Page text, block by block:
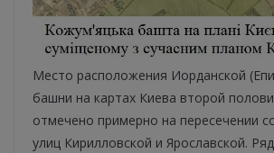
Место расположения Иорданской
башни на картах Киева второй
отмечено примерно на пересечении
улиц Кирилловской и Ярославской.